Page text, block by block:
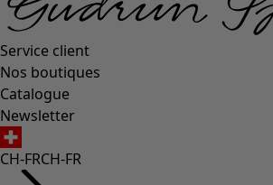
Service client
Nos boutiques
Catalogue
Newsletter
CH-FRCH-FR